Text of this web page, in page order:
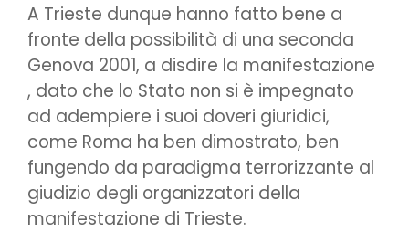
A Trieste dunque hanno fatto bene a
fronte della possibilità di una seconda
Genova 2001, a disdire la manifestazione
, dato che lo Stato non si è impegnato
ad adempiere i suoi doveri giuridici,
come Roma ha ben dimostrato, ben
fungendo da paradigma terrorizzante al
giudizio degli organizzatori della
manifestazione di Trieste.